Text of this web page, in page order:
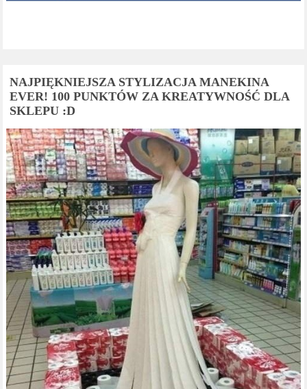
NAJPIĘKNIEJSZA STYLIZACJA MANEKINA
EVER! 100 PUNKTÓW ZA KREATYWNOŚĆ DLA
SKLEPU :D